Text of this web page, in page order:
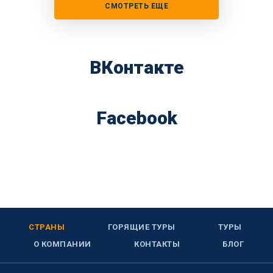
СМОТРЕТЬ ЕЩЕ
ВКонтакте
Facebook
СТРАНЫ ГОРЯЩИЕ ТУРЫ
ТУРЫ
О КОМПАНИИ
КОНТАКТЫ БЛОГ